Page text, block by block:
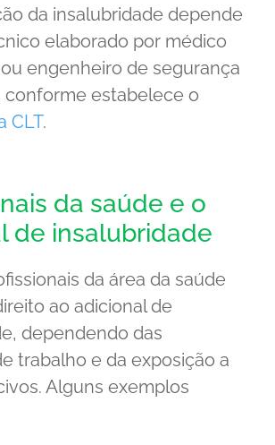
da insalubridade depende
elaborado por médico
engenheiro de segurança
conforme estabelece o
CLT.
da saúde e o
de insalubridade
da área da saúde
ao adicional de
dependendo das
trabalho e da exposição a
Alguns exemplos